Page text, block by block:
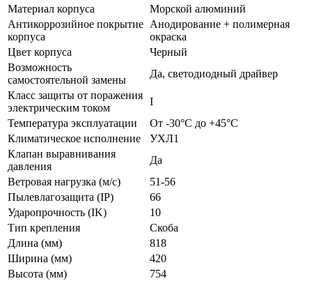
Материал корпуса
Морской алюминий
Антикоррозийное покрытие
корпуса
Анодирование + полимерная
окраска
Цвет корпуса
Черный
Возможность
самостоятельной замены
Да, светодиодный драйвер
Класс защиты от поражения
электрическим током
I
Температура эксплуатации
От -30°С до +45°С
Климатическое исполнение
УХЛ1
Клапан выравнивания
давления
Да
Ветровая нагрузка (м/с)
51-56
Пылевлагозащита (IP)
66
Ударопрочность (IK)
10
Тип крепления
Скоба
Длина (мм)
818
Ширина (мм)
420
Высота (мм)
754